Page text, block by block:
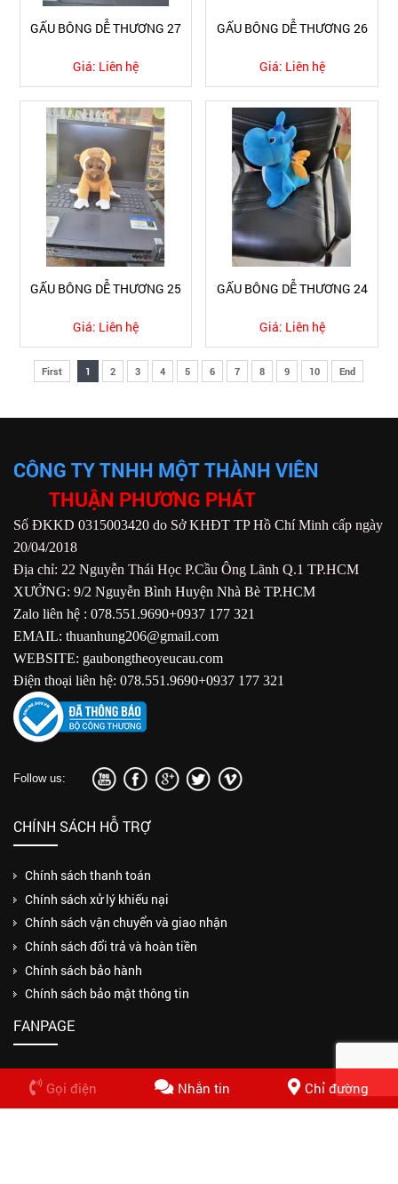
GẤU BÔNG DỄ THƯƠNG 27
Giá: Liên hệ
GẤU BÔNG DỄ THƯƠNG 26
Giá: Liên hệ
GẤU BÔNG DỄ THƯƠNG 25
Giá: Liên hệ
GẤU BÔNG DỄ THƯƠNG 24
Giá: Liên hệ
First 1 2 3 4 5 6 7 8 9 10 End
CÔNG TY TNHH MỘT THÀNH VIÊN
THUẬN PHƯƠNG PHÁT
Số ĐKKD 0315003420 do Sở KHĐT TP Hồ Chí Minh cấp ngày
20/04/2018
Địa chỉ: 22 Nguyễn Thái Học P.Cầu Ông Lãnh Q.1 TP.HCM
XƯỞNG: 9/2 Nguyễn Bình Huyện Nhà Bè TP.HCM
Zalo liên hệ : 078.551.9690+0937 177 321
EMAIL: thuanhung206@gmail.com
WEBSITE: gaubongtheoyeucau.com
Điện thoại liên hệ: 078.551.9690+0937 177 321
Follow us:
CHÍNH SÁCH HỖ TRỢ
Chính sách thanh toán
Chính sách xử lý khiếu nại
Chính sách vận chuyển và giao nhận
Chính sách đổi trả và hoàn tiền
Chính sách bảo hành
Chính sách bảo mật thông tin
FANPAGE
Gọi điện Nhắn tin Chỉ đường